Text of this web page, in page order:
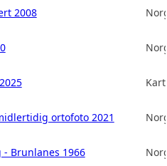
2008
ortofoto 2021
Brunlanes 1966